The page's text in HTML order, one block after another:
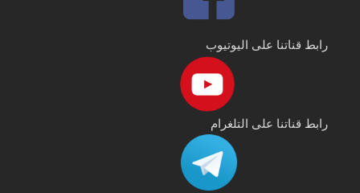
رابط قناتنا على اليوتيوب
رابط قناتنا على التلغرام